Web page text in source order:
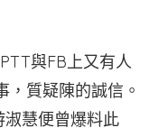
臉書
與FB上又有人
質疑陳的誠信。
慧便曾爆料此